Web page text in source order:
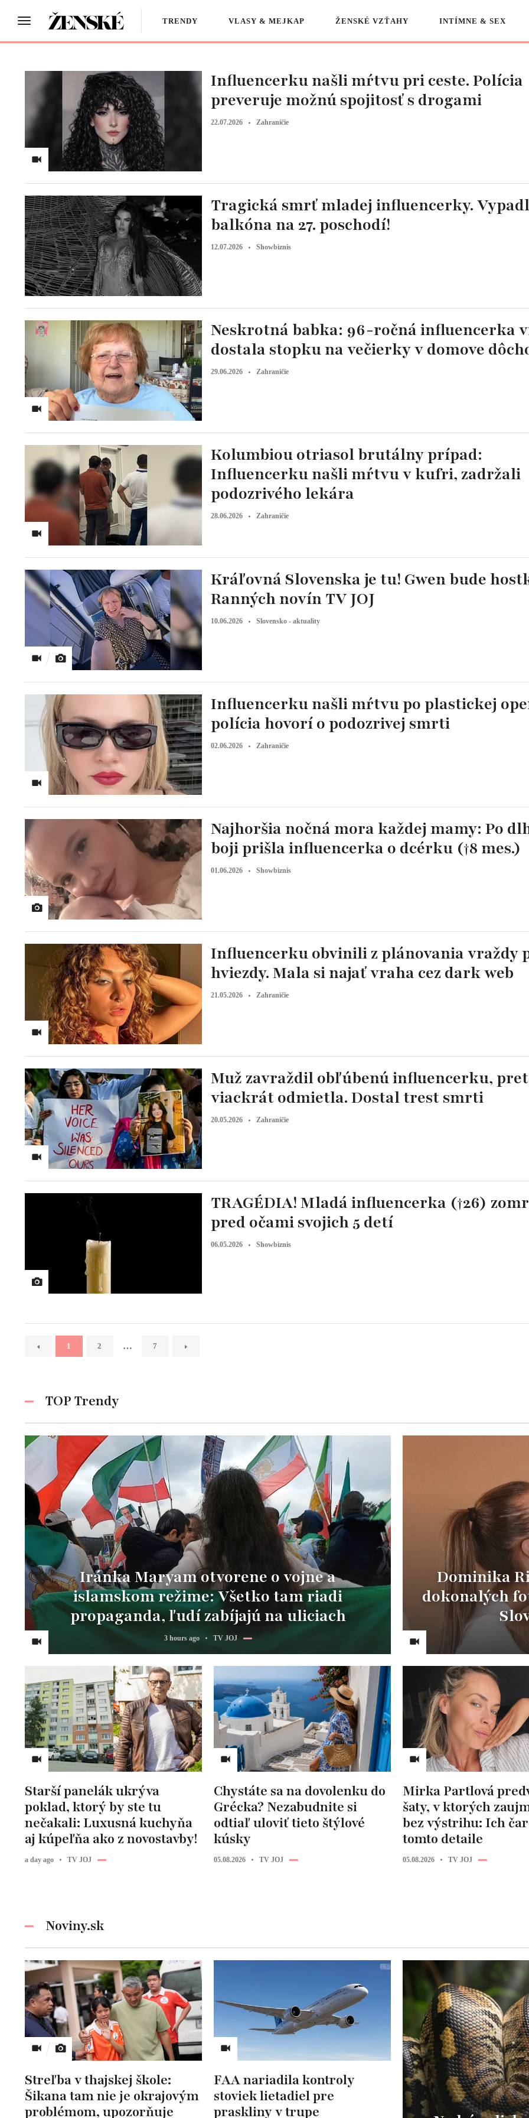
TRENDY VLASY & MEJKAP ŽENSKÉ VZŤAHY INTÍMNE & SEX
Influencerku našli mŕtvu pri ceste. Polícia
preveruje možnú spojitosť s drogami
22.07.2026 Zahraničie
Tragická smrť mladej influencerky.
balkóna na 27. poschodí!
12.07.2026 Showbiznis
Neskrotná babka: 96-ročná influencerka
dostala stopku na večierky v domove
29.06.2026 Zahraničie
Kolumbiou otriasol brutálny prípad:
Influencerku našli mŕtvu v kufri, zadržali
podozrivého lekára
28.06.2026 Zahraničie
Kráľovná Slovenska je tu! Gwen bude
Ranných novín TV JOJ
10.06.2026 Slovensko - aktuality
Influencerku našli mŕtvu po plastickej
polícia hovorí o podozrivej smrti
02.06.2026 Zahraničie
Najhoršia nočná mora každej mamy: Po
boji prišla influencerka o dcérku (†8 mes.)
01.06.2026 Showbiznis
Influencerku obvinili z plánovania vraždy
hviezdy. Mala si najať vraha cez dark web
21.05.2026 Zahraničie
Muž zavraždil obľúbenú influencerku,
viackrát odmietla. Dostal trest smrti
20.05.2026 Zahraničie
TRAGÉDIA! Mladá influencerka (†26)
pred očami svojich 5 detí
06.05.2026 Showbiznis
1 2 … 7
TOP Trendy
Iránka Maryam otvorene o vojne a
islamskom režime: Všetko tam riadi
propaganda, ľudí zabíjajú na uliciach
3 hours ago TV JOJ
Dominika
dokonalých
Starší panelák ukrýva
poklad, ktorý by ste tu
nečakali: Luxusná kuchyňa
aj kúpeľňa ako z novostavby!
a day ago TV JOJ
Chystáte sa na dovolenku do
Grécka? Nezabudnite si
odtiaľ uloviť tieto štýlové
kúsky
05.08.2026 TV JOJ
Mirka Partlová
šaty, v ktorých
bez výstrihu: Ich
tomto detaile
05.08.2026 TV JOJ
Noviny.sk
Streľba v thajskej škole:
Šikana tam nie je okrajovým
problémom, upozorňuje
FAA nariadila kontroly
stoviek lietadiel pre
praskliny v trupe